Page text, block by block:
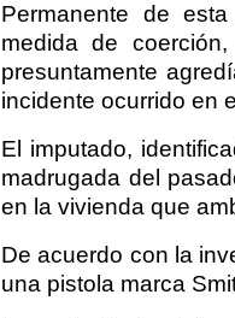
Permanente de
medida de
presuntamente
incidente ocurrido en
El imputado,
madrugada del
en la vivienda que
De acuerdo con la
una pistola marca